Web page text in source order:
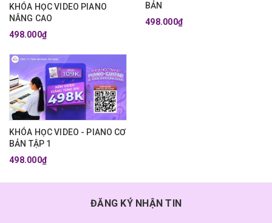
KHÓA HỌC VIDEO PIANO
NÂNG CAO
498.000₫
BẢN
498.000₫
KHÓA HỌC VIDEO - PIANO CƠ
BẢN TẬP 1
498.000₫
ĐĂNG KÝ NHẬN TIN